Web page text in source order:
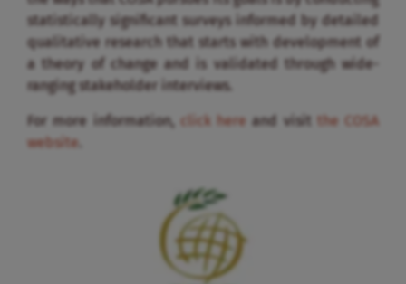
statistically significant surveys informed by detailed
qualitative research that starts with development of
a theory of change and is validated through wide-
ranging stakeholder interviews.
For more information, click here and visit
the COSA
website